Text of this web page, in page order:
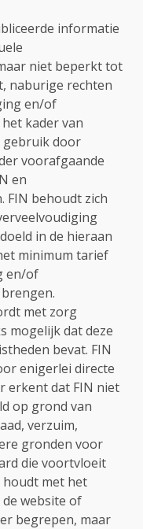
informatie
niet beperkt tot
naburige rechten
en/of
kader van
gebruik door
voorafgaande
en
FIN behoudt zich
in de hieraan
minimum tarief
en/of
met zorg
mogelijk dat deze
bevat. FIN
enigerlei directe
erkent dat FIN niet
op grond van
verzuim,
gronden voor
die voortvloeit
met het
website of
begrepen, maar